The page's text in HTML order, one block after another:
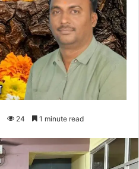
24 1 minute read